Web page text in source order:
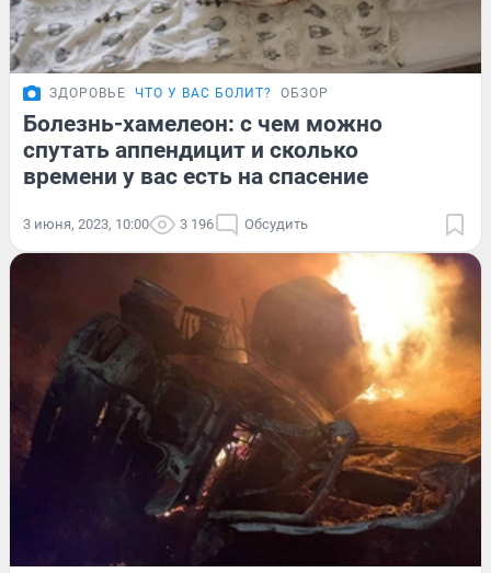
ЗДОРОВЬЕ ЧТО У ВАС БОЛИТ? ОБЗОР
Болезнь-хамелеон: с чем можно
спутать аппендицит и сколько
времени у вас есть на спасение
3 июня, 2023, 10:00 3 196 Обсудить